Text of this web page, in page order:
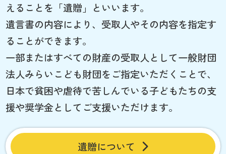
えることを「遺贈」といいます。
遺言書の内容により、受取人やその内容を指定す
ることができます。
一部またはすべての財産の受取人として一般財団
法人みらいこども財団をご指定いただくことで、
日本で貧困や虐待で苦しんでいる子どもたちの支
援や奨学金としてご支援いただけます。
遺贈について